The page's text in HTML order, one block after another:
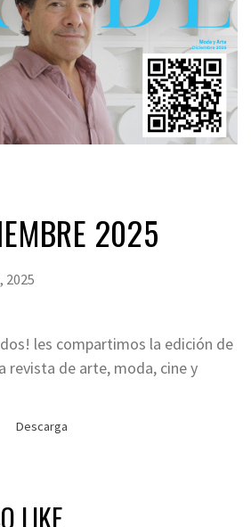
2025
2025
les compartimos la edición de
revista de arte, moda, cine y
Descarga
LIKE